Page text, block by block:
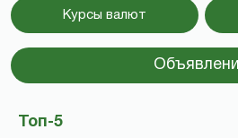
Курсы валют
Топ-5